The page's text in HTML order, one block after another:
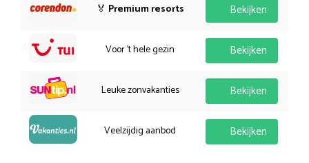
🏅 Premium resorts Bekijken
Voor 't hele gezin Bekijken
Leuke zonvakanties Bekijken
Veelzijdig aanbod Bekijken